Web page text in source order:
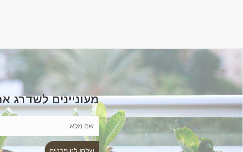
מעוניינים לשדרג